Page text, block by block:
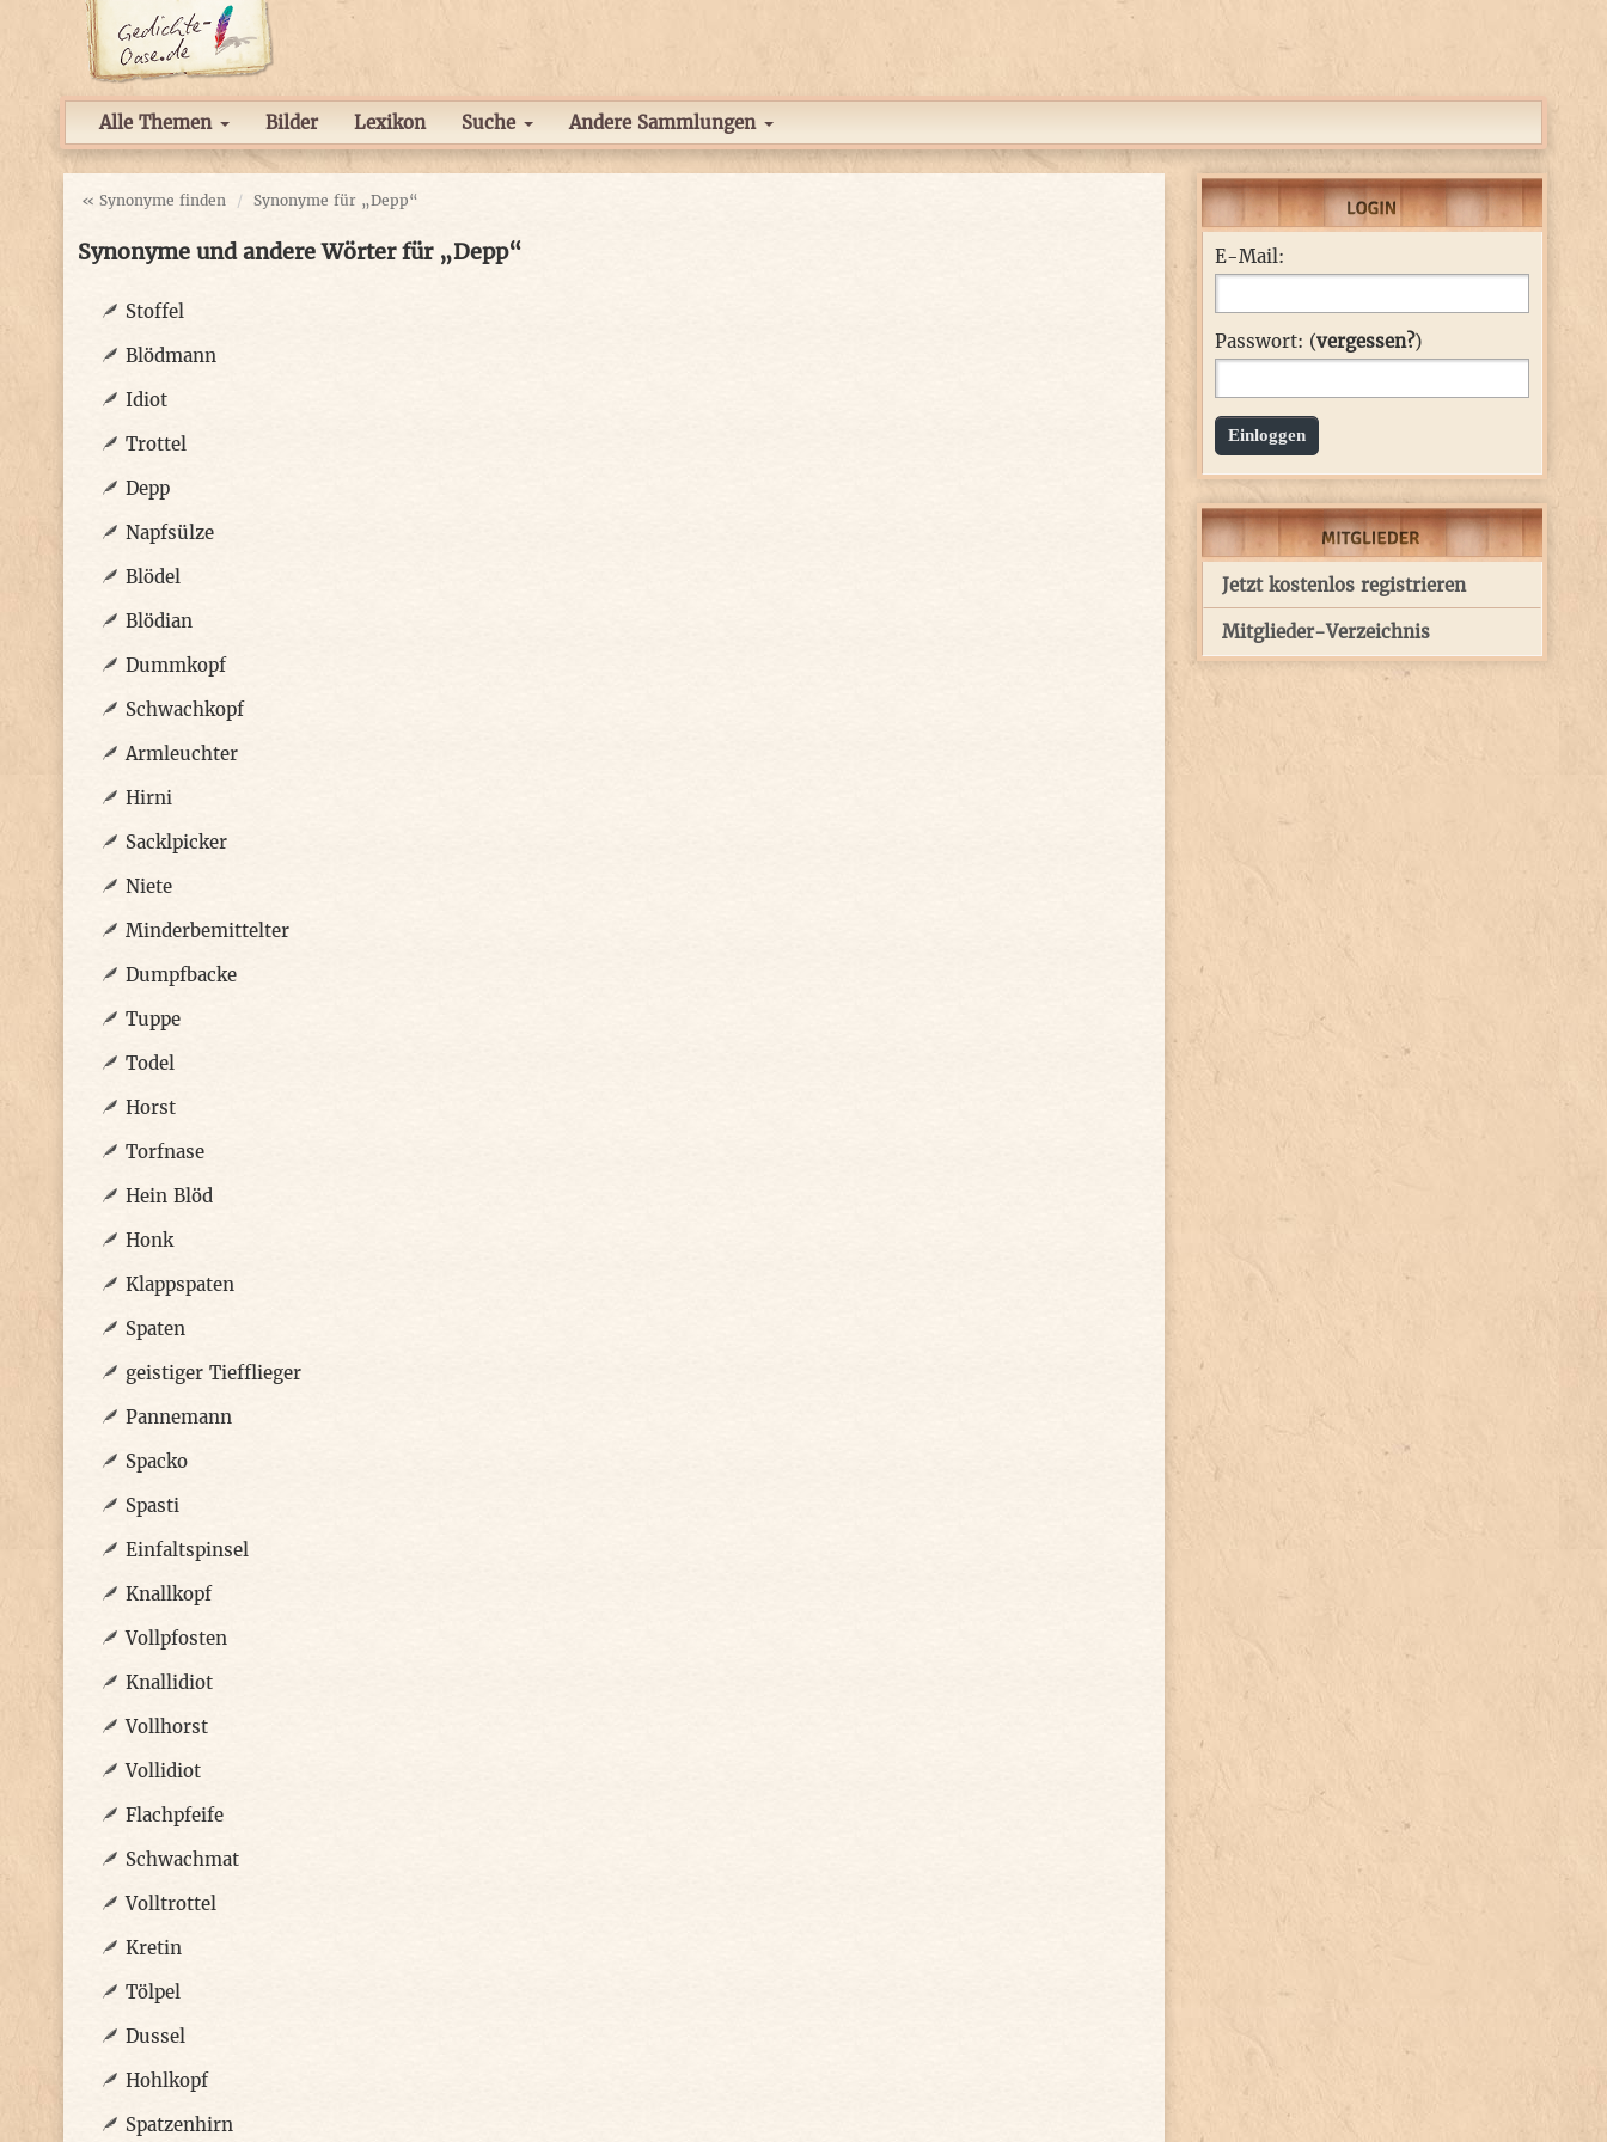
Alle Themen Bilder Lexikon Suche Andere Sammlungen
« Synonyme finden Synonyme für „Depp“
Synonyme und andere Wörter für „Depp“
Stoffel
Blödmann
Idiot
Trottel
Depp
Napfsülze
Blödel
Blödian
Dummkopf
Schwachkopf
Armleuchter
Hirni
Sacklpicker
Niete
Minderbemittelter
Dumpfbacke
Tuppe
Todel
Horst
Torfnase
Hein Blöd
Honk
Klappspaten
Spaten
geistiger Tiefflieger
Pannemann
Spacko
Spasti
Einfaltspinsel
Knallkopf
Vollpfosten
Knallidiot
Vollhorst
Vollidiot
Flachpfeife
Schwachmat
Volltrottel
Kretin
Tölpel
Dussel
Hohlkopf
Spatzenhirn
E-Mail:
Passwort: (vergessen?)
Einloggen
Jetzt kostenlos registrieren
Mitglieder-Verzeichnis